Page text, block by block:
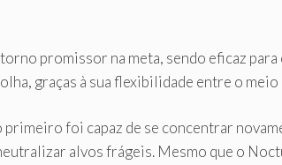
promissor na meta, sendo eficaz
graças à sua flexibilidade entre o meio
primeiro foi capaz de se concentrar
alvos frágeis. Mesmo que o